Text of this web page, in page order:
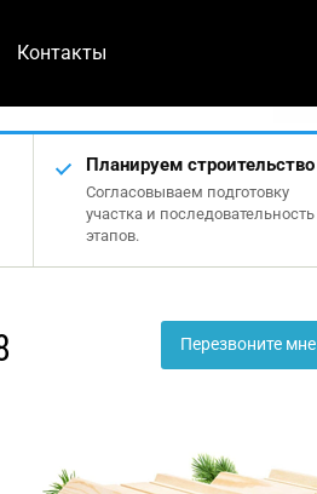
Контакты
Планируем строительство
Согласовываем подготовку
участка и последовательность
этапов.
Перезвоните мне